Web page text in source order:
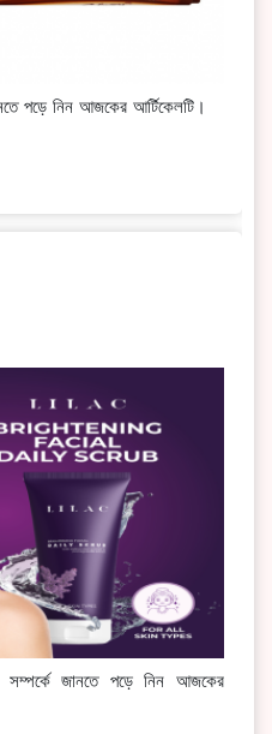
পড়ে নিন আজকের আর্টিকেলটি।
সম্পর্কে জানতে পড়ে নিন আজকের